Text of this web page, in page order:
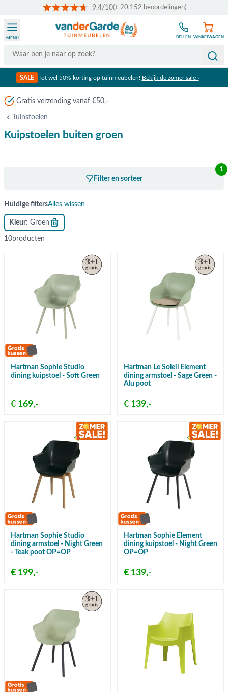
9.4/10(+ 20.152 beoordelingen)
Search
MENU BELLEN WINKELWAGEN
SALE Tot wel 50% korting op tuinmeubelen! Bekijk de zomer sale ›
Gratis verzending vanaf €50,-
Tuinstoelen
Kuipstoelen buiten groen
Filter en sorteer
1
Huidige filtersAlles wissen
Kleur Groen
10producten
Hartman Sophie Studio
dining kuipstoel - Soft Green
€ 169,-
Hartman Le Soleil Element
dining armstoel - Sage Green -
Alu poot
€ 139,-
Hartman Sophie Studio
dining armstoel - Night Green
- Teak poot OP=OP
€ 199,-
Hartman Sophie Element
dining kuipstoel - Night Green
OP=OP
€ 139,-